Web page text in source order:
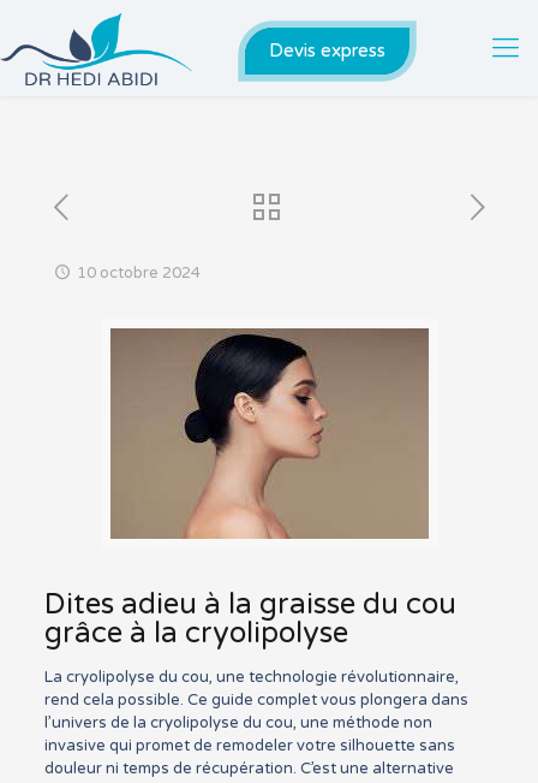
Devis express
10 octobre 2024
Dites adieu à la graisse du cou
grâce à la cryolipolyse
La cryolipolyse du cou, une technologie révolutionnaire,
rend cela possible. Ce guide complet vous plongera dans
l’univers de la cryolipolyse du cou, une méthode non
invasive qui promet de remodeler votre silhouette sans
douleur ni temps de récupération. C’est une alternative